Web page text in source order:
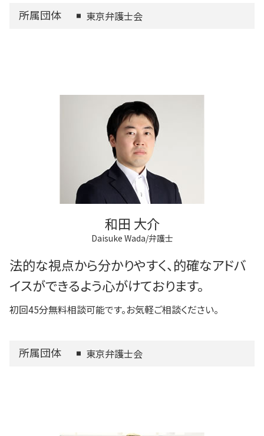
所属団体 東京弁護士会
和田 大介
Daisuke Wada/弁護士
法的な視点から分かりやすく、的確なアドバ
イスができるよう心がけております。
初回45分無料相談可能です。お気軽ご相談ください。
所属団体 東京弁護士会